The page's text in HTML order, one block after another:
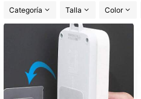
Categoría
Talla Color